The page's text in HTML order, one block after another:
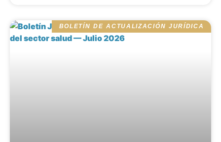
BOLETÍN DE ACTUALIZACIÓN JURÍDICA